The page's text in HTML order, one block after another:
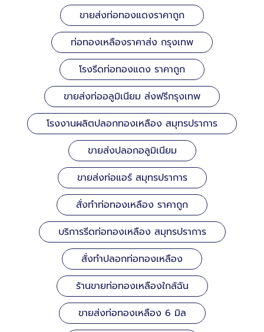
ขายส่งท่อทองแดงราคาถูก
ท่อทองเหลืองราคาส่ง กรุงเทพ
โรงรีดท่อทองแดง ราคาถูก
ขายส่งท่ออลูมิเนียม ส่งฟรีกรุงเทพ
โรงงานผลิตปลอกทองเหลือง สมุทรปราการ
ขายส่งปลอกอลูมิเนียม
ขายส่งท่อแอร์ สมุทรปราการ
สั่งทำท่อทองเหลือง ราคาถูก
บริการรีดท่อทองเหลือง สมุทรปราการ
สั่งทำปลอกท่อทองเหลือง
ร้านขายท่อทองเหลืองใกล้ฉัน
ขายส่งท่อทองเหลือง 6 มิล